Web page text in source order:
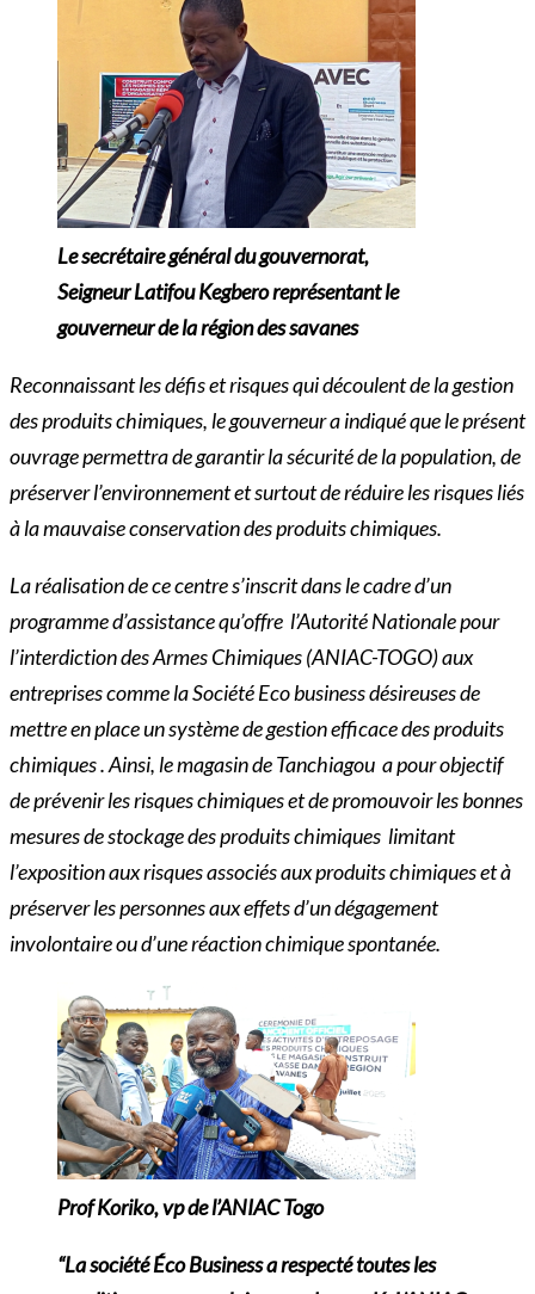
Le secrétaire général du gouvernorat,
Seigneur Latifou Kegbero représentant le
gouverneur de la région des savanes
Reconnaissant les défis et risques qui découlent de la gestion
des produits chimiques, le gouverneur a indiqué que le présent
ouvrage permettra de garantir la sécurité de la population, de
préserver l’environnement et surtout de réduire les risques liés
à la mauvaise conservation des produits chimiques.
La réalisation de ce centre s’inscrit dans le cadre d’un
programme d’assistance qu’offre l’Autorité Nationale pour
l’interdiction des Armes Chimiques (ANIAC-TOGO) aux
entreprises comme la Société Eco business désireuses de
mettre en place un système de gestion efficace des produits
chimiques . Ainsi, le magasin de Tanchiagou a pour objectif
de prévenir les risques chimiques et de promouvoir les bonnes
mesures de stockage des produits chimiques limitant
l’exposition aux risques associés aux produits chimiques et à
préserver les personnes aux effets d’un dégagement
involontaire ou d’une réaction chimique spontanée.
Prof Koriko, vp de l’ANIAC Togo
“La société Éco Business a respecté toutes les